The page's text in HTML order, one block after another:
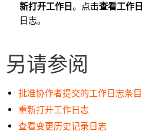
新打开工作日。点击查看工作日
日志。
另请参阅
批准协作者提交的工作日志条目
重新打开工作日志
查看变更历史记录日志